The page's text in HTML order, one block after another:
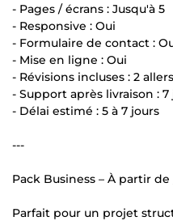
- Pages / écrans : Jusqu'à 5
- Responsive : Oui
- Formulaire de contact :
- Mise en ligne : Oui
- Révisions incluses : 2
- Support après livraison : 7
- Délai estimé : 5 à 7 jours
---
Pack Business – À partir de
Parfait pour un projet